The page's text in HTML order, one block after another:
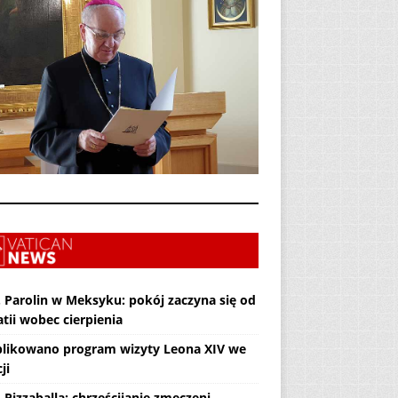
Parolin w Meksyku: pokój zaczyna się od
wobec cierpienia
program wizyty Leona XIV we